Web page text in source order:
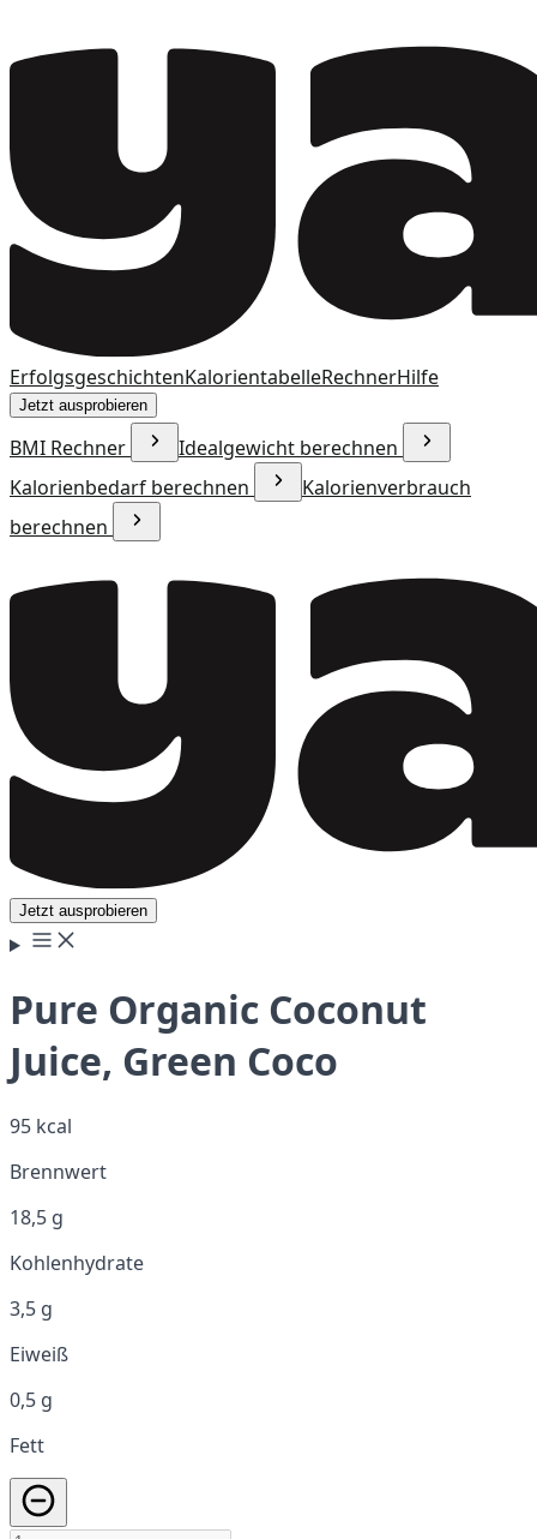
ErfolgsgeschichtenKalorientabelleRechnerHilfe
Jetzt ausprobieren
BMI Rechner
Idealgewicht berechnen
Kalorienbedarf berechnen
Kalorienverbrauch
berechnen
Jetzt ausprobieren
Pure Organic Coconut
Juice, Green Coco
95 kcal
Brennwert
18,5 g
Kohlenhydrate
3,5 g
Eiweiß
0,5 g
Fett